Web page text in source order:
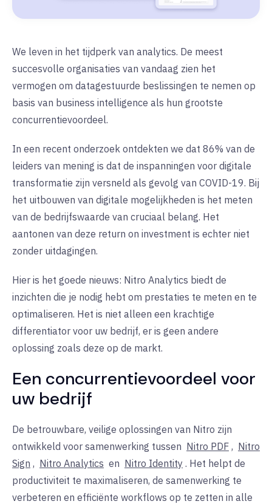
We leven in het tijdperk van analytics. De meest
succesvolle organisaties van vandaag zien het
vermogen om datagestuurde beslissingen te nemen op
basis van business intelligence als hun grootste
concurrentievoordeel.
In een recent onderzoek ontdekten we dat 86% van de
leiders van mening is dat de inspanningen voor digitale
transformatie zijn versneld als gevolg van COVID-19. Bij
het uitbouwen van digitale mogelijkheden is het meten
van de bedrijfswaarde van cruciaal belang. Het
aantonen van deze return on investment is echter niet
zonder uitdagingen.
Hier is het goede nieuws: Nitro Analytics biedt de
inzichten die je nodig hebt om prestaties te meten en te
optimaliseren. Het is niet alleen een krachtige
differentiator voor uw bedrijf, er is geen andere
oplossing zoals deze op de markt.
Een concurrentievoordeel voor
uw bedrijf
De betrouwbare, veilige oplossingen van Nitro zijn
ontwikkeld voor samenwerking tussen Nitro PDF , Nitro
Sign , Nitro Analytics en Nitro Identity . Het helpt de
productiviteit te maximaliseren, de samenwerking te
verbeteren en efficiënte workflows op te zetten in alle